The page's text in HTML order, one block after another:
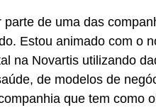
parte de uma das
Estou animado com o
na Novartis utilizando
de modelos de
que tem como